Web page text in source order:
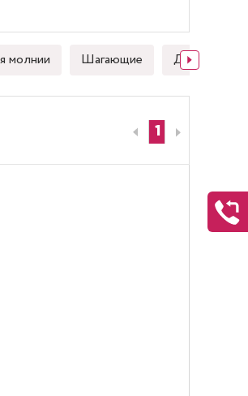
молнии Шагающие Для стежки
1